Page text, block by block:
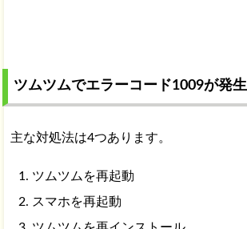
ツムツムでエラーコード1009が発
主な対処法は4つあります。
ツムツムを再起動
スマホを再起動